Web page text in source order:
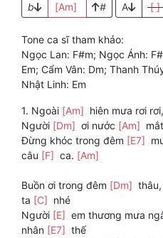
b [Am] # A [ ]
Tone ca sĩ tham khảo:
Ngọc Lan: F#m; Ngọc Ánh:
Em; Cẩm Vân: Dm; Thanh
Nhật Linh: Em
1. Ngoài [Am] hiên mưa rơi
Người [Dm] ơi nước [Am]
Đừng khóc trong đêm [E7]
câu [F] ca. [Am]
Buồn ơi trong đêm [Dm]
ta [C] nhé
Người [E] em thương mưa
nhân [E7] thế